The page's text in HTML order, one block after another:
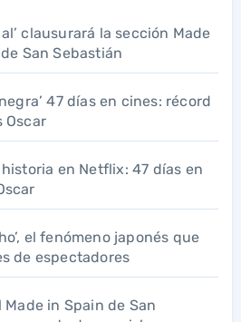
clausurará la sección Made
San Sebastián
47 días en cines: récord
Oscar
historia en Netflix: 47 días en
el fenómeno japonés que
de espectadores
in Spain de San